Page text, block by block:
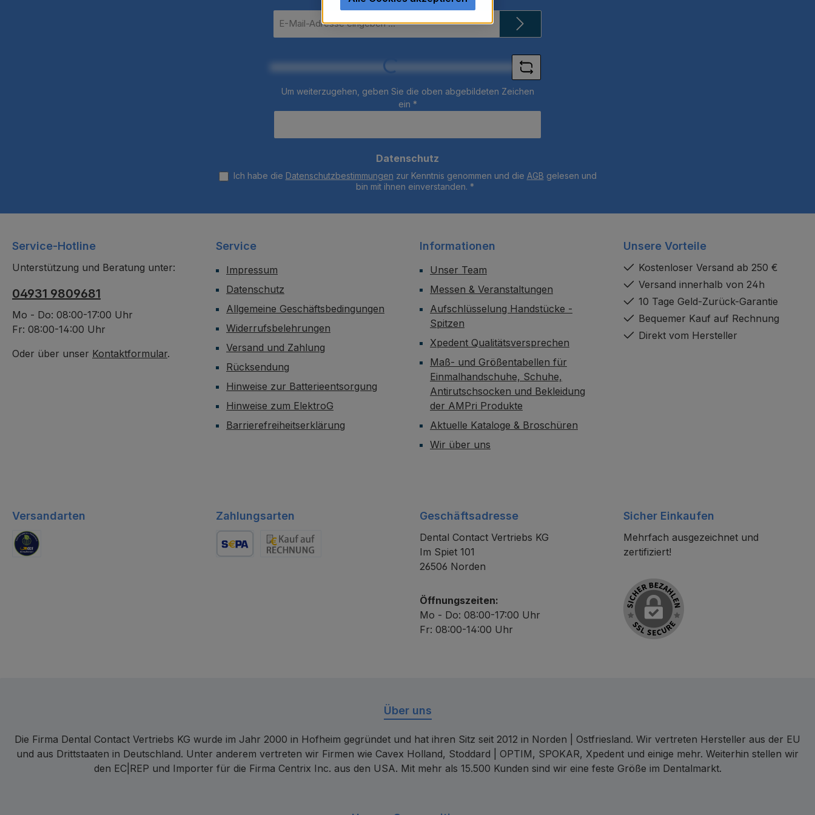
Mail-
Loading...
Um weiterzugehen, geben Sie die oben abgebildeten Zeichen
ein *
Datenschutz
Ich habe die Datenschutzbestimmungen zur Kenntnis genommen und die AGB gelesen und
bin mit ihnen einverstanden. *
Service-Hotline
Unterstützung und Beratung unter:
04931 9809681
Mo - Do: 08:00-17:00 Uhr
Fr: 08:00-14:00 Uhr
Oder über unser Kontaktformular.
Service
Impressum
Datenschutz
Allgemeine Geschäftsbedingungen
Widerrufsbelehrungen
Versand und Zahlung
Rücksendung
Hinweise zur Batterieentsorgung
Hinweise zum ElektroG
Barrierefreiheitserklärung
Informationen
Unser Team
Messen & Veranstaltungen
Aufschlüsselung Handstücke -
Spitzen
Xpedent Qualitätsversprechen
Maß- und Größentabellen für
Einmalhandschuhe, Schuhe,
Antirutschsocken und Bekleidung
der AMPri Produkte
Aktuelle Kataloge & Broschüren
Wir über uns
Unsere Vorteile
Kostenloser Versand ab 250 €
Versand innerhalb von 24h
10 Tage Geld-Zurück-Garantie
Bequemer Kauf auf Rechnung
Direkt vom Hersteller
Versandarten Zahlungsarten Geschäftsadresse
Dental Contact Vertriebs KG
Im Spiet 101
26506 Norden
Öffnungszeiten:
Mo - Do: 08:00-17:00 Uhr
Fr: 08:00-14:00 Uhr
Sicher Einkaufen
Mehrfach ausgezeichnet und
zertifiziert!
Über uns
Die Firma Dental Contact Vertriebs KG wurde im Jahr 2000 in Hofheim gegründet und hat ihren Sitz seit 2012 in Norden | Ostfriesland. Wir vertreten Hersteller aus der EU
und aus Drittstaaten in Deutschland. Unter anderem vertreten wir Firmen wie Cavex Holland, Stoddard | OPTIM, SPOKAR, Xpedent und einige mehr. Weiterhin stellen wir
den EC|REP und Importer für die Firma Centrix Inc. aus den USA. Mit mehr als 15.500 Kunden sind wir eine feste Größe im Dentalmarkt.